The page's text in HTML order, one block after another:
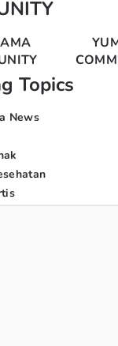
Topics
News